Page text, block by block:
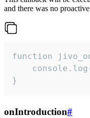
and there was no
function
}
onIntroduction#